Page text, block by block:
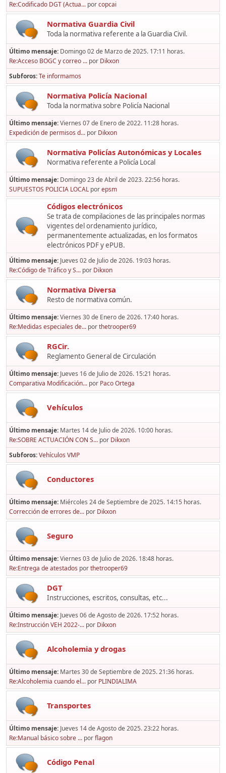
Re:Codificado DGT (Actua... porcopcai
Normativa Guardia Civil
Toda la normativa referente a la Guardia Civil.
Último mensaje: Domingo 02 de Marzo de 2025. 17:11 horas.
Re:Acceso BOGC y correo ... por Dikxon
Subforos Te informamos
Normativa Policía Nacional
Toda la normativa sobre Policía Nacional
Último mensaje:Viernes 07 de Enero de 2022. 11:28 horas.
Expedición de permisos d... por Dikxon
Normativa Policías Autonómicas y Locales
Normativa referente a Policía Local
Último mensaje: Domingo 23 de Abril de 2023. 22:56 horas.
SUPUESTOS POLICIA LOCAL porepsm
Códigos electrónicos
Se trata de compilaciones de las principales normas
vigentes del ordenamiento jurídico,
permanentemente actualizadas, en los formatos
electrónicos PDF y ePUB.
Último mensaje: Jueves 02 de Julio de 2026. 19:03 horas.
Re:Código de Tráfico y S... por Dikxon
Normativa Diversa
Resto de normativa común.
Último mensaje:Viernes 30 de Enero de 2026. 17:40 horas.
Re:Medidas especiales de... porthetrooper69
RGCir.
Reglamento General de Circulación
Último mensaje: Jueves 16 de Julio de 2026. 15:21 horas.
Comparativa Modificación... por Paco Ortega
Vehículos
Último mensaje: Martes 14 de Julio de 2026. 10:00 horas.
Re:SOBRE ACTUACIÓN CON S... por Dikxon
Subforos Vehículos VMP
Conductores
Último mensaje: Miércoles 24 de Septiembre de 2025. 14:15 horas.
Corrección de errores de... por Dikxon
Seguro
Último mensaje:Viernes 03 de Julio de 2026. 18:48 horas.
Re:Entrega de atestados porthetrooper69
DGT
Instrucciones, escritos, consultas, etc...
Último mensaje: Jueves 06 de Agosto de 2026. 17:52 horas.
Re:Instrucción VEH 2022-... por Dikxon
Alcoholemia y drogas
Último mensaje: Martes 30 de Septiembre de 2025. 21:36 horas.
Re:Alcoholemia cuando el... por PLINDIALIMA
Transportes
Último mensaje: Jueves 14 de Agosto de 2025. 23:22 horas.
Re:Manual básico sobre ... porflagon
Código Penal